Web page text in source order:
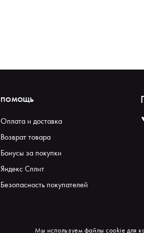
ПОМОЩЬ
Оплата и доставка
Возврат товара
Бонусы за покупки
Яндекс Сплит
Безопасность покупателей
Мы используем файлы cookie для